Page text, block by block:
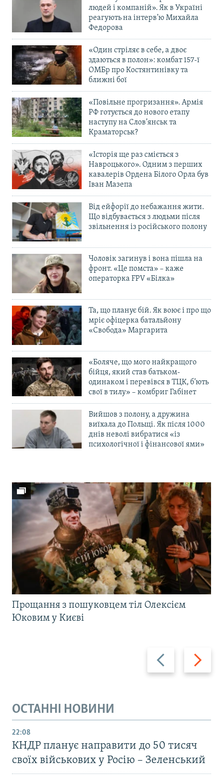
людей і компаній». Як в Україні
реагують на інтерв’ю Михайла
Федорова
«Один стріляє в себе, а двоє
здаються в полон»: комбат 157-ї
ОМБр про Костянтинівку та
ближні бої
«Повільне прогризання». Армія
РФ готується до нового етапу
наступу на Слов’янськ та
Краматорськ?
«Історія ще раз сміється з
Навроцького». Одним з перших
кавалерів Ордена Білого Орла був
Іван Мазепа
Від ейфорії до небажання жити.
Що відбувається з людьми після
звільнення із російського полону
Чоловік загинув і вона пішла на
фронт. «Це помста» – каже
операторка FPV «Білка»
Та, що планує бій. Як воює і про що
мріє офіцерка батальйону
«Свобода» Маргарита
«Боляче, що мого найкращого
бійця, який став батьком-
одинаком і перевівся в ТЦК, б’ють
свої в тилу» – комбриг Габінет
Вийшов з полону, а дружина
виїхала до Польщі. Як після 1000
днів неволі вибратися «із
психологічної і фінансової ями»
Назад Вперед
Прощання з пошуковцем тіл Олексієм
Юковим у Києві
ОСТАННІ НОВИНИ
22:08
КНДР планує направити до 50 тисяч
своїх військових у Росію – Зеленський